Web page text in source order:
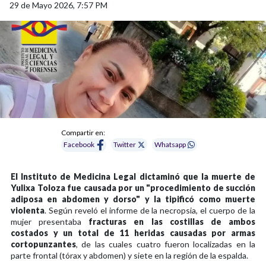
29 de Mayo 2026, 7:57 PM
Compartir en:
Facebook
Twitter Whatsapp
El Instituto de Medicina Legal dictaminó que la muerte de
Yulixa Toloza fue causada por un "procedimiento de succión
adiposa en abdomen y dorso" y la tipificó como muerte
violenta. Según reveló el informe de la necropsia, el cuerpo de la
mujer presentaba fracturas en las costillas de ambos
costados y un total de 11 heridas causadas por armas
cortopunzantes, de las cuales cuatro fueron localizadas en la
parte frontal (tórax y abdomen) y siete en la región de la espalda.